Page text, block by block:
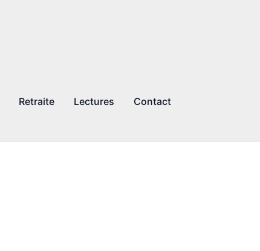
Retraite Lectures Contact